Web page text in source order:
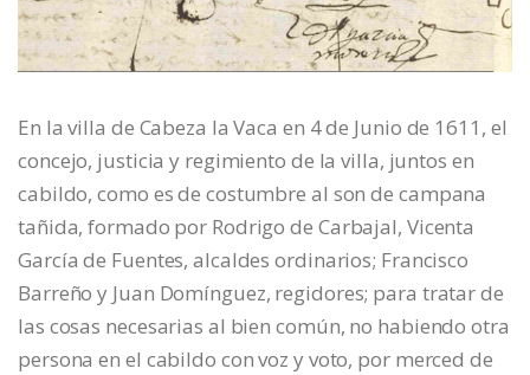
En la villa de Cabeza la Vaca en 4 de Junio de 1611, el
concejo, justicia y regimiento de la villa, juntos en
cabildo, como es de costumbre al son de campana
tañida, formado por Rodrigo de Carbajal, Vicenta
García de Fuentes, alcaldes ordinarios; Francisco
Barreño y Juan Domínguez, regidores; para tratar de
las cosas necesarias al bien común, no habiendo otra
persona en el cabildo con voz y voto, por merced de